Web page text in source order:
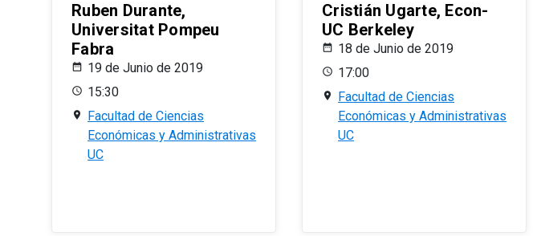
Ruben Durante,
Universitat Pompeu
Fabra
19 de Junio de 2019
15:30
Facultad de Ciencias
Económicas y Administrativas
UC
Cristián Ugarte, Econ-
UC Berkeley
18 de Junio de 2019
17:00
Facultad de Ciencias
Económicas y Administrativas
UC